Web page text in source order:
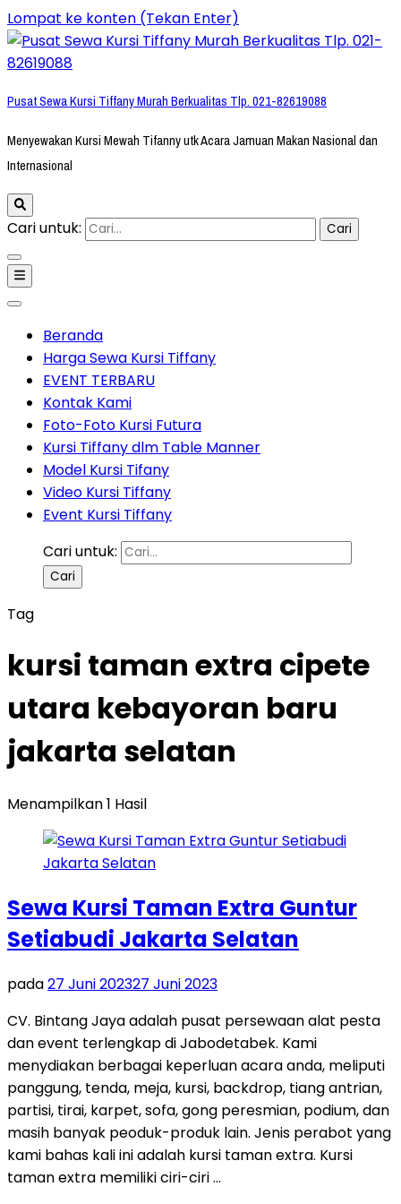
Lompat ke konten (Tekan Enter)
Pusat Sewa Kursi Tiffany Murah Berkualitas Tlp. 021-82619088
Menyewakan Kursi Mewah Tifanny utk Acara Jamuan Makan Nasional dan
Internasional
Cari untuk:
Beranda
Harga Sewa Kursi Tiffany
EVENT TERBARU
Kontak Kami
Foto-Foto Kursi Futura
Kursi Tiffany dlm Table Manner
Model Kursi Tifany
Video Kursi Tiffany
Event Kursi Tiffany
Cari untuk:
Tag
kursi taman extra cipete
utara kebayoran baru
jakarta selatan
Menampilkan 1 Hasil
Sewa Kursi Taman Extra Guntur
Setiabudi Jakarta Selatan
pada27 Juni 202327 Juni 2023
CV. Bintang Jaya adalah pusat persewaan alat pesta
dan event terlengkap di Jabodetabek. Kami
menydiakan berbagai keperluan acara anda, meliputi
panggung, tenda, meja, kursi, backdrop, tiang antrian,
partisi, tirai, karpet, sofa, gong peresmian, podium, dan
masih banyak peoduk-produk lain. Jenis perabot yang
kami bahas kali ini adalah kursi taman extra. Kursi
taman extra memiliki ciri-ciri …